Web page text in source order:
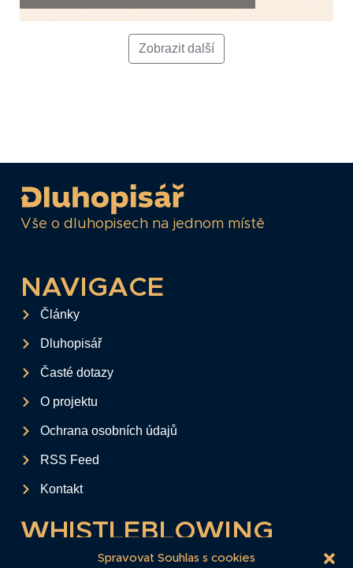
Spravovat Souhlas s cookies
Zobrazit další
Vše o dluhopisech na jednom místě
NAVIGACE
Články
Dluhopisář
Časté dotazy
O projektu
Ochrana osobních údajů
RSS Feed
Kontakt
WHISTLEBLOWING
Tento formulář slouží k anonymnímu zaslání